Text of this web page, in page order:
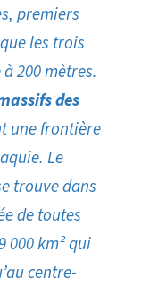
premiers
les trois
200 mètres.
des
une frontière
Le
trouve dans
de toutes
000 km² qui
centre-